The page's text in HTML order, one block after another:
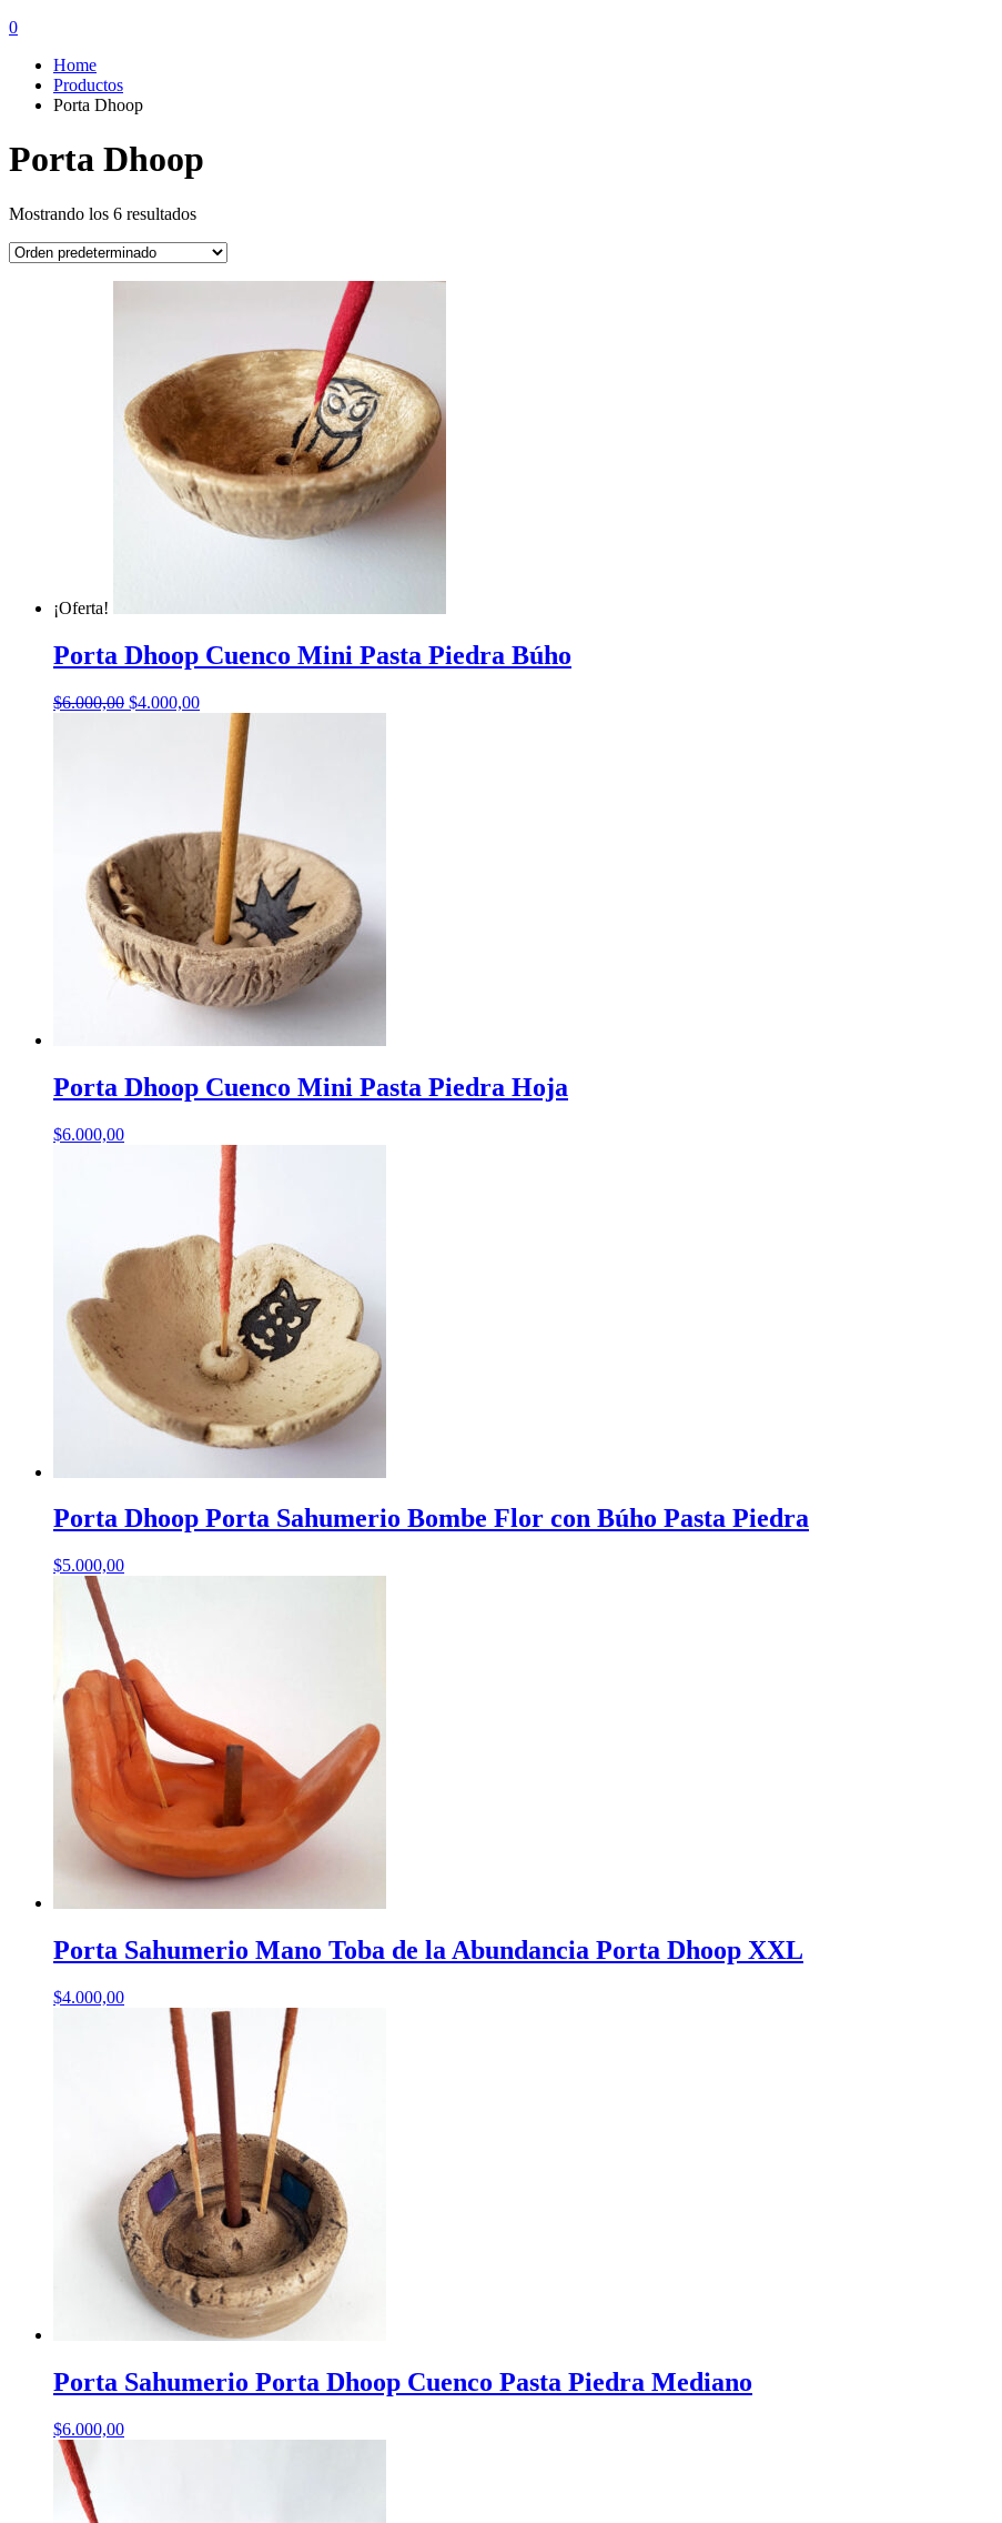
0
Home
Productos
Porta Dhoop
Porta Dhoop
Mostrando los 6 resultados
¡Oferta!
Porta Dhoop Cuenco Mini Pasta Piedra Búho
$6.000,00 El
$4.000,00El
precio
actual
$4.000,00.
Porta Dhoop Cuenco Mini Pasta Piedra Hoja
$6.000,00
Porta Dhoop Porta Sahumerio Bombe Flor con Búho Pasta Piedra
$5.000,00
Porta Sahumerio Mano Toba de la Abundancia Porta Dhoop XXL
$4.000,00
Porta Sahumerio Porta Dhoop Cuenco Pasta Piedra Mediano
$6.000,00